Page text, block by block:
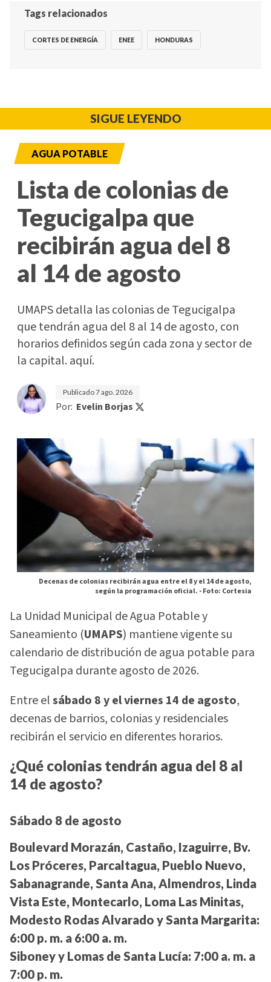
Tags relacionados
CORTES DE ENERGÍA ENEE HONDURAS
SIGUE LEYENDO
AGUA POTABLE
Lista de colonias de
Tegucigalpa que
recibirán agua del 8
al 14 de agosto
UMAPS detalla las colonias de Tegucigalpa
que tendrán agua del 8 al 14 de agosto, con
horarios definidos según cada zona y sector de
la capital. aquí.
Publicado7 ago. 2026
Por: Evelin Borjas
Decenas de colonias recibirán agua entre el 8 y el 14 de agosto,
según la programación oficial. -Foto: Cortesia
La Unidad Municipal de Agua Potable y
Saneamiento (UMAPS) mantiene vigente su
calendario de distribución de agua potable para
Tegucigalpa durante agosto de 2026.
Entre elsábado 8 y el viernes 14 de agosto,
decenas de barrios, colonias y residenciales
recibirán el servicio en diferentes horarios.
¿Qué colonias tendrán agua del 8 al
14 de agosto?
Sábado 8 de agosto
Boulevard Morazán, Castaño, Izaguirre, Bv.
Los Próceres, Parcaltagua, Pueblo Nuevo,
Sabanagrande, Santa Ana, Almendros, Linda
Vista Este, Montecarlo, Loma Las Minitas,
Modesto Rodas Alvarado y Santa Margarita:
6:00 p. m. a 6:00 a. m.
Siboney y Lomas de Santa Lucía: 7:00 a. m. a
7:00 p. m.